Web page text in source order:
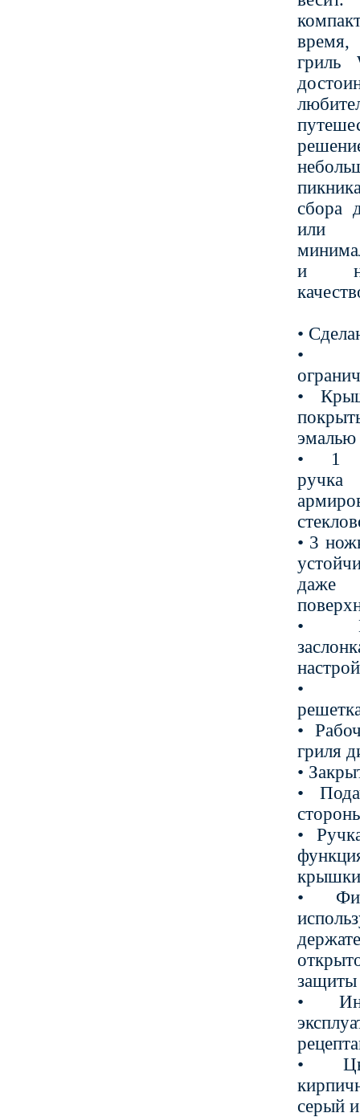
гриль
сбора
или
и
•
•
•
эмалью
• 1
• 3
даже
•
•
•
гриля
•
•
•
крышки
•
защиты
•
•
серый